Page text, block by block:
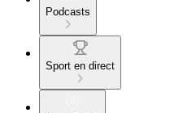
Podcasts
Sport en direct